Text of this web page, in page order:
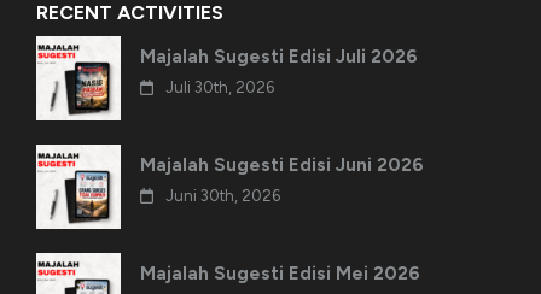
RECENT ACTIVITIES
Majalah Sugesti Edisi Juli 2026
Juli 30th, 2026
Majalah Sugesti Edisi Juni 2026
Juni 30th, 2026
Majalah Sugesti Edisi Mei 2026